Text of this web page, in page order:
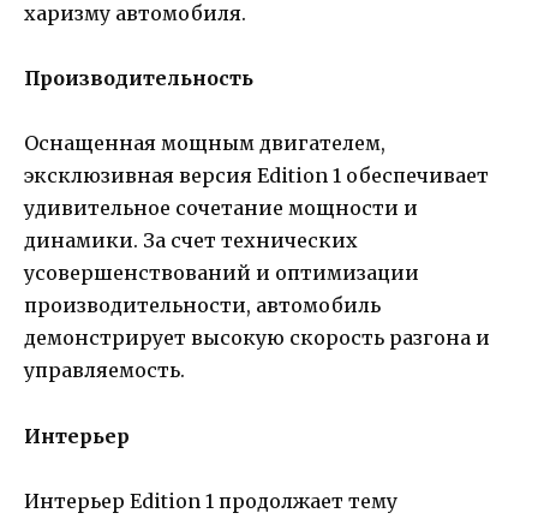
харизму автомобиля.
Производительность
Оснащенная мощным двигателем,
эксклюзивная версия Edition 1 обеспечивает
удивительное сочетание мощности и
динамики. За счет технических
усовершенствований и оптимизации
производительности, автомобиль
демонстрирует высокую скорость разгона и
управляемость.
Интерьер
Интерьер Edition 1 продолжает тему